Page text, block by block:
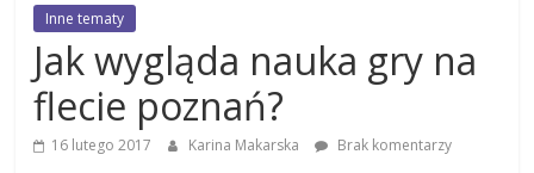
Inne tematy
Jak wygląda nauka gry na
flecie poznań?
16 lutego 2017 Karina Makarska Brak komentarzy